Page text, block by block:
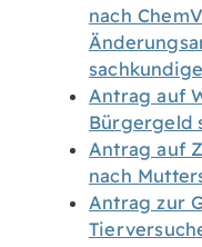
nach
Antrag auf
Bürgergeld
Antrag auf
nach
Antrag zur